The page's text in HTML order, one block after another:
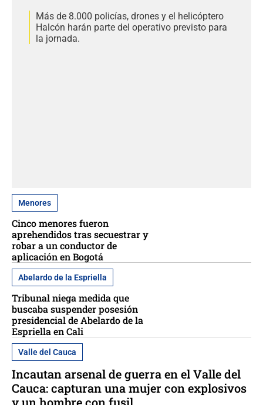
Más de 8.000 policías, drones y el helicóptero
Halcón harán parte del operativo previsto para
la jornada.
Menores
Cinco menores fueron
aprehendidos tras secuestrar y
robar a un conductor de
aplicación en Bogotá
Abelardo de la Espriella
Tribunal niega medida que
buscaba suspender posesión
presidencial de Abelardo de la
Espriella en Cali
Valle del Cauca
Incautan arsenal de guerra en el Valle del
Cauca: capturan una mujer con explosivos